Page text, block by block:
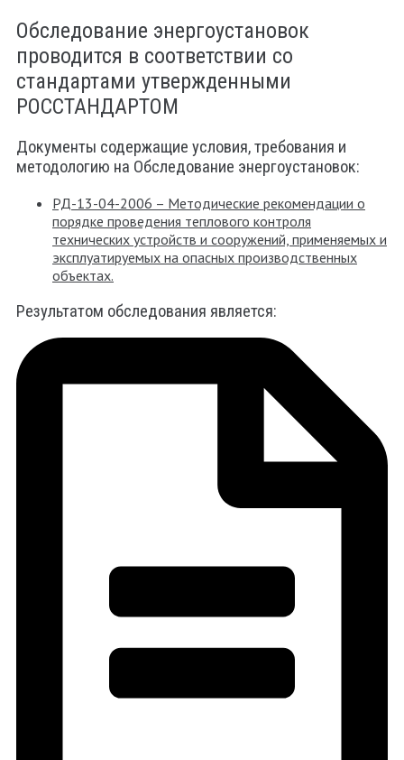
Обследование энергоустановок
проводится в соответствии со
стандартами утвержденными
РОССТАНДАРТОМ
Документы содержащие условия, требования и
методологию на Обследование энергоустановок:
РД-13-04-2006 – Методические рекомендации о
порядке проведения теплового контроля
технических устройств и сооружений, применяемых и
эксплуатируемых на опасных производственных
объектах.
Результатом обследования является: